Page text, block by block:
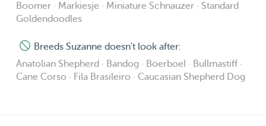
Boomer · Markiesje · Miniature Schnauzer · Standard
Goldendoodles
Breeds Suzanne doesn't look after:
Anatolian Shepherd · Bandog · Boerboel · Bullmastiff ·
Cane Corso · Fila Brasileiro · Caucasian Shepherd Dog